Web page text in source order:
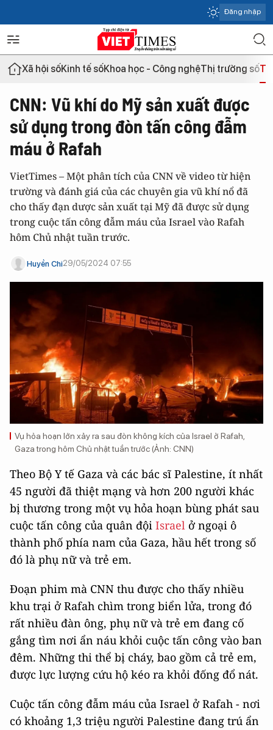
Đăng nhập
Xã hội sốKinh tế sốKhoa học - Công nghệThị trường số
CNN: Vũ khí do Mỹ sản xuất được
sử dụng trong đòn tấn công đẫm
máu ở Rafah
VietTimes – Một phân tích của CNN về video từ hiện
trường và đánh giá của các chuyên gia vũ khí nổ đã
cho thấy đạn dược sản xuất tại Mỹ đã được sử dụng
trong cuộc tấn công đẫm máu của Israel vào Rafah
hôm Chủ nhật tuần trước.
Huyền Chi29/05/2024 07:55
Vụ hỏa hoạn lớn xảy ra sau đòn không kích của Israel ở Rafah,
Gaza trong hôm Chủ nhật tuần trước (Ảnh: CNN)
Theo Bộ Y tế Gaza và các bác sĩ Palestine, ít nhất
45 người đã thiệt mạng và hơn 200 người khác
bị thương trong một vụ hỏa hoạn bùng phát sau
cuộc tấn công của quân đội Israel ở ngoại ô
thành phố phía nam của Gaza, hầu hết trong số
đó là phụ nữ và trẻ em.
Đoạn phim mà CNN thu được cho thấy nhiều
khu trại ở Rafah chìm trong biển lửa, trong đó
rất nhiều đàn ông, phụ nữ và trẻ em đang cố
gắng tìm nơi ẩn náu khỏi cuộc tấn công vào ban
đêm. Những thi thể bị cháy, bao gồm cả trẻ em,
được lực lượng cứu hộ kéo ra khỏi đống đổ nát.
Cuộc tấn công đẫm máu của Israel ở Rafah - nơi
có khoảng 1,3 triệu người Palestine đang trú ẩn